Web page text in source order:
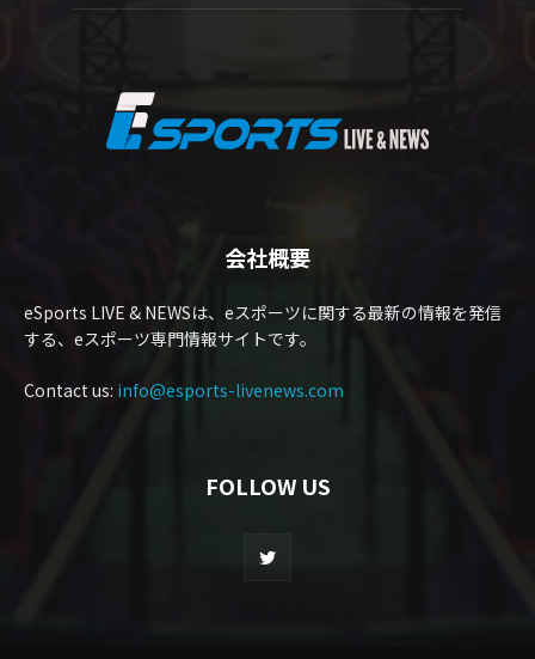
会社概要
eSports LIVE & NEWSは、eスポーツに関する最新の情報を発信
する、eスポーツ専門情報サイトです。
Contact us: info@esports-livenews.com
FOLLOW US